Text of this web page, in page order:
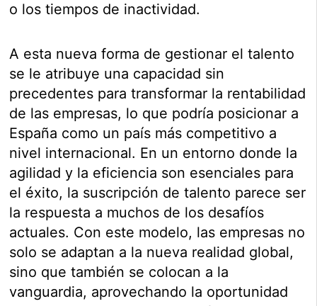
o los tiempos de inactividad.
A esta nueva forma de gestionar el talento
se le atribuye una capacidad sin
precedentes para transformar la rentabilidad
de las empresas, lo que podría posicionar a
España como un país más competitivo a
nivel internacional. En un entorno donde la
agilidad y la eficiencia son esenciales para
el éxito, la suscripción de talento parece ser
la respuesta a muchos de los desafíos
actuales. Con este modelo, las empresas no
solo se adaptan a la nueva realidad global,
sino que también se colocan a la
vanguardia, aprovechando la oportunidad